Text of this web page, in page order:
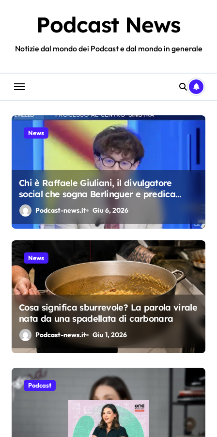
Podcast News
Notizie dal mondo dei Podcast e dal mondo in generale
News
Chi è Raffaele Giuliani, il divulgatore
social che sogna Berlinguer e predica
l’ordinarietà
Podcast-news.it Giu 6, 2026
News
Cosa significa sburrevole? La parola virale
nata da una spadellata di carbonara
Podcast-news.it Giu 1, 2026
Podcast